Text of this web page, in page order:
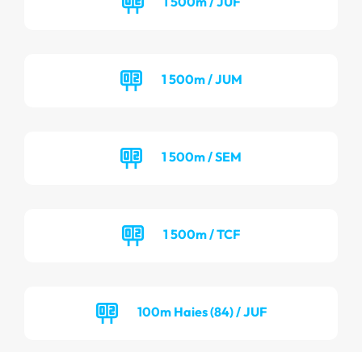
1 500m / JUM
1 500m / SEM
1 500m / TCF
100m Haies (84) / JUF